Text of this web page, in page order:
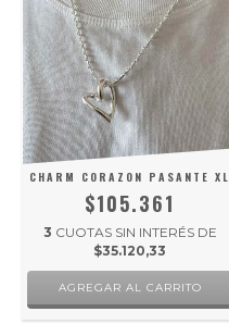
CHARM CORAZON PASANTE XL
$105.361
3 CUOTAS SIN INTERÉS DE
$35.120,33